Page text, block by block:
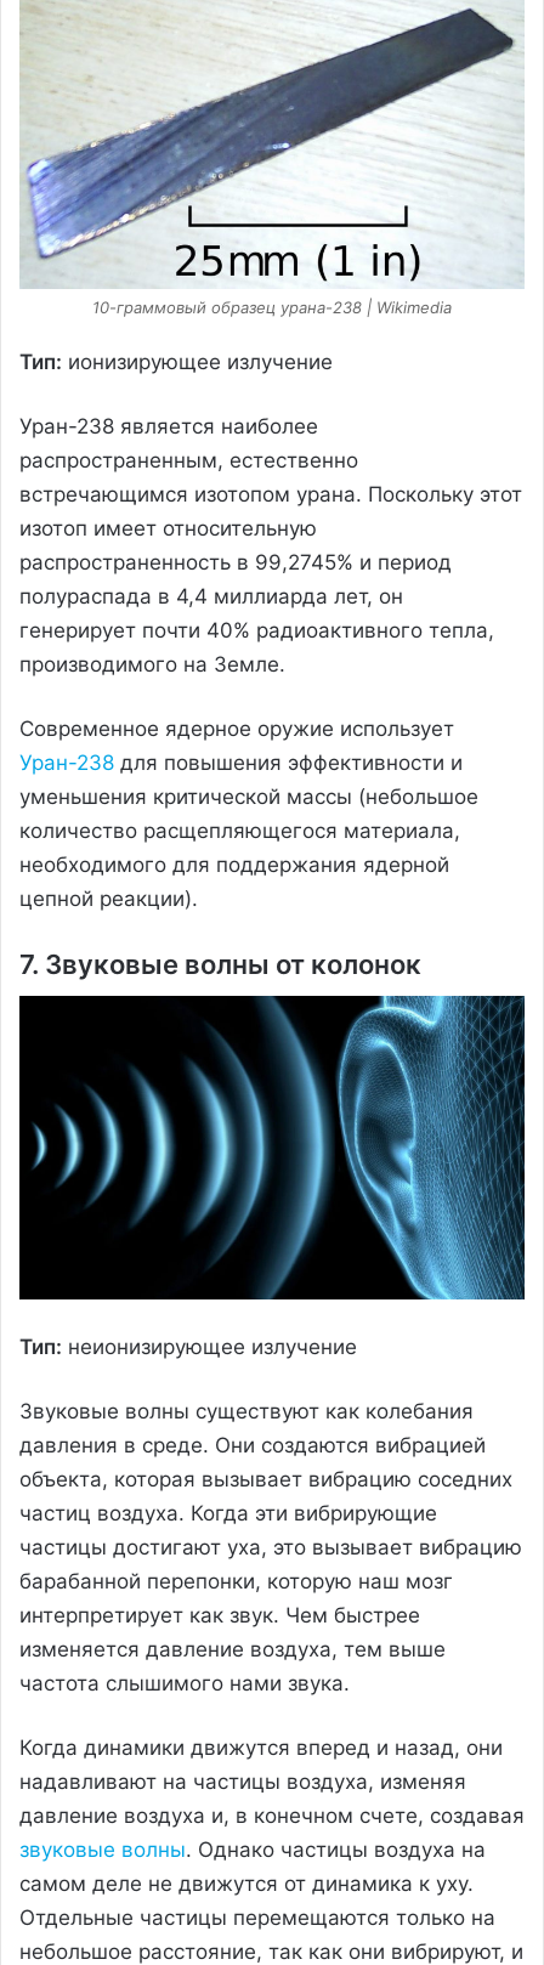
10-граммовый образец урана-238 | Wikimedia
Тип: ионизирующее излучение
Уран-238 является наиболее
распространенным, естественно
встречающимся изотопом урана. Поскольку этот
изотоп имеет относительную
распространенность в 99,2745% и период
полураспада в 4,4 миллиарда лет, он
генерирует почти 40% радиоактивного тепла,
производимого на Земле.
Современное ядерное оружие использует
Уран-238 для повышения эффективности и
уменьшения критической массы (небольшое
количество расщепляющегося материала,
необходимого для поддержания ядерной
цепной реакции).
7. Звуковые волны от колонок
Тип: неионизирующее излучение
Звуковые волны существуют как колебания
давления в среде. Они создаются вибрацией
объекта, которая вызывает вибрацию соседних
частиц воздуха. Когда эти вибрирующие
частицы достигают уха, это вызывает вибрацию
барабанной перепонки, которую наш мозг
интерпретирует как звук. Чем быстрее
изменяется давление воздуха, тем выше
частота слышимого нами звука.
Когда динамики движутся вперед и назад, они
надавливают на частицы воздуха, изменяя
давление воздуха и, в конечном счете, создавая
звуковые волны. Однако частицы воздуха на
самом деле не движутся от динамика к уху.
Отдельные частицы перемещаются только на
небольшое расстояние, так как они вибрируют, и